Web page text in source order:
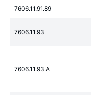
7606.11.91.89
7606.11.93
7606.11.93.A